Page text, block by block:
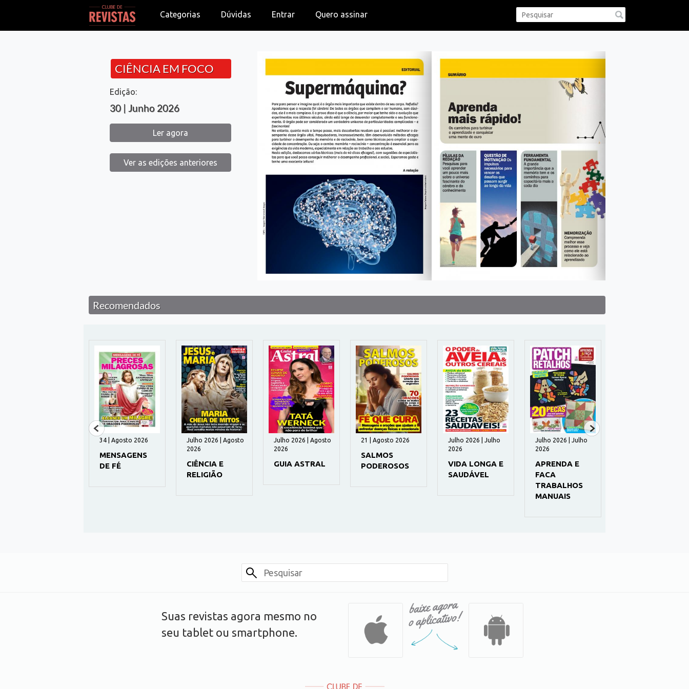
Categorias Dúvidas Entrar Quero assinar
CIÊNCIA EM FOCO
Edição:
30 | Junho 2026
Ler agora
Ver as edições anteriores
Recomendados
34 | Agosto 2026
MENSAGENS
DE FÉ
Julho 2026 | Agosto
2026
CIÊNCIA E
RELIGIÃO
Julho 2026 | Agosto
2026
GUIA ASTRAL
21 | Agosto 2026
SALMOS
PODEROSOS
Julho 2026 | Julho
2026
VIDA LONGA E
SAUDÁVEL
Julho 2026 | Julho
2026
APRENDA E
FACA
TRABALHOS
MANUAIS
Suas revistas agora mesmo no
seu tablet ou smartphone.